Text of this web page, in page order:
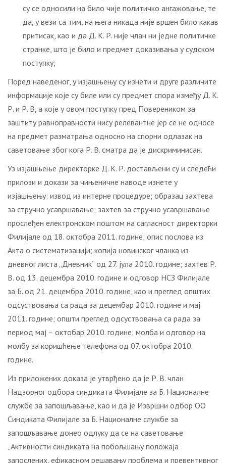
су се односили на било чије политичко ангажовање, те
да, у вези са тим, на њега никада није вршен било какав
притисак, као и да Д. К. Р. није члан ни једне политичке
странке, што је било и предмет доказивања у судском
поступку;
Поред наведеног, у изјашњењу су изнети и друге различите
информације које су биле или су предмет спора између Д. К.
Р. и Р. В, а које у овом поступку пред Повереником за
заштиту равноправности нису релевантне јер се не односе
на предмет разматрања односно на спорни одлазак на
саветовање због кога Р. В. сматра да је дискриминисан.
Уз изјашњење директорке Д. К. Р. достављени су и следећи
прилози и докази за чињеничне наводе изнете у
изјашњењу: извод из интерне процедуре; образац захтева
за стручно усавршавање; захтев за стручно усавршавање
прослеђен електронском поштом на сагласност директорки
Филијале од 18. октобра 2011. године; опис послова из
Акта о систематизацији; копија новинског чланка из
дневног листа „Дневник“ од 27. јула 2010. године; захтев Р.
В. од 13. децембра 2010. године и одговор НСЗ Филијале
за Б. од 21. децембра 2010. године, као и преглед општих
одсуствовања са рада за децембар 2010. године и мај
2011. године; општи преглед одсуствовања са рада за
период мај – октобар 2010. године; молба и одговор на
молбу за коришћење телефона од 07. октобра 2010.
године.
Из приложених доказа је утврђено да је Р. В. члан
Надзорног одбора синдиката Филијале за Б. Националне
службе за запошљавање, као и да је Извршни одбор ОО
Синдиката Филијале за Б. Националне службе за
запошљавање донео одлуку да се на саветовање
„Активности синдиката на побољшању положаја
запослених, ефикасном решавању проблема и превентивног